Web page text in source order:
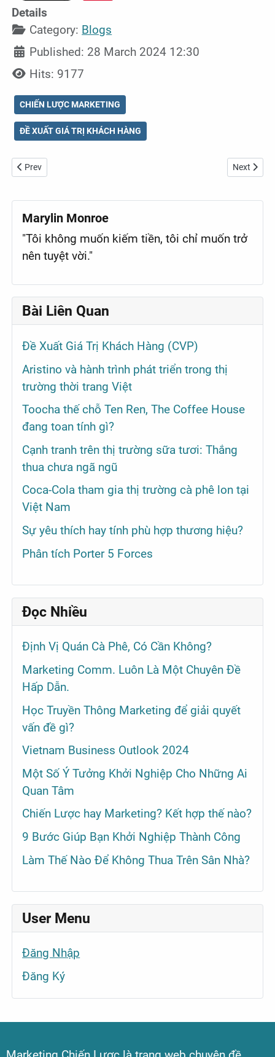
Details
Category: Blogs
Published: 28 March 2024 12:30
Hits: 9177
CHIẾN LƯỢC MARKETING
ĐỀ XUẤT GIÁ TRỊ KHÁCH HÀNG
Previous article: Xu hướng tiếp thị nổi bật năm 2024
Prev Next
Next
Marylin Monroe
"Tôi không muốn kiếm tiền, tôi chỉ muốn trở
nên tuyệt vời."
Bài Liên Quan
Đề Xuất Giá Trị Khách Hàng (CVP)
Aristino và hành trình phát triển trong thị
trường thời trang Việt
Toocha thế chỗ Ten Ren, The Coffee House
đang toan tính gì?
Cạnh tranh trên thị trường sữa tươi: Thắng
thua chưa ngã ngũ
Coca-Cola tham gia thị trường cà phê lon tại
Việt Nam
Sự yêu thích hay tính phù hợp thương hiệu?
Phân tích Porter 5 Forces
Đọc Nhiều
Định Vị Quán Cà Phê, Có Cần Không?
Marketing Comm. Luôn Là Một Chuyên Đề
Hấp Dẫn.
Học Truyền Thông Marketing để giải quyết
vấn đề gì?
Vietnam Business Outlook 2024
Một Số Ý Tưởng Khởi Nghiệp Cho Những Ai
Quan Tâm
Chiến Lược hay Marketing? Kết hợp thế nào?
9 Bước Giúp Bạn Khởi Nghiệp Thành Công
Làm Thế Nào Để Không Thua Trên Sân Nhà?
User Menu
Đăng Nhập
Đăng Ký